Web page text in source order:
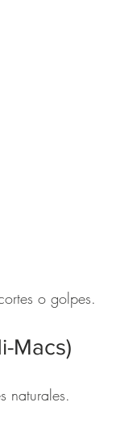
o golpes.
Macs)
naturales.